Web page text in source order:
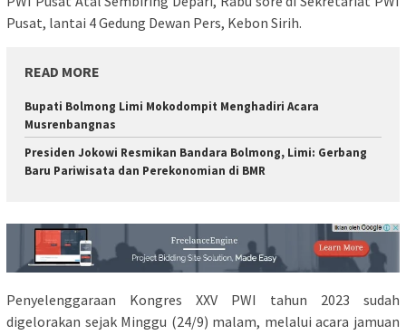
Pusat, lantai 4 Gedung Dewan Pers, Kebon Sirih.
READ MORE
Bupati Bolmong Limi Mokodompit Menghadiri Acara
Musrenbangnas
Presiden Jokowi Resmikan Bandara Bolmong, Limi: Gerbang
Baru Pariwisata dan Perekonomian di BMR
Penyelenggaraan Kongres XXV PWI tahun 2023 sudah
digelorakan sejak Minggu (24/9) malam, melalui acara jamuan